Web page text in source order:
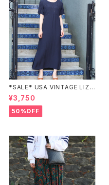
*SALE* USA VINTAGE LIZ c
laiborne EMBROIDERY DES
IGN NAVY ONE PIECE/アメリ
カ古着刺繍デザインネイビーワ
ンピース
¥3,750
50%OFF